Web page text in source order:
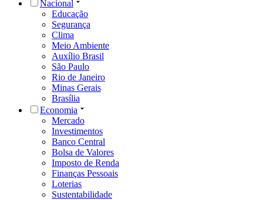
Nacional
Educação
Segurança
Clima
Meio Ambiente
Auxílio Brasil
São Paulo
Rio de Janeiro
Minas Gerais
Brasília
Economia
Mercado
Investimentos
Banco Central
Bolsa de Valores
Imposto de Renda
Finanças Pessoais
Loterias
Sustentabilidade